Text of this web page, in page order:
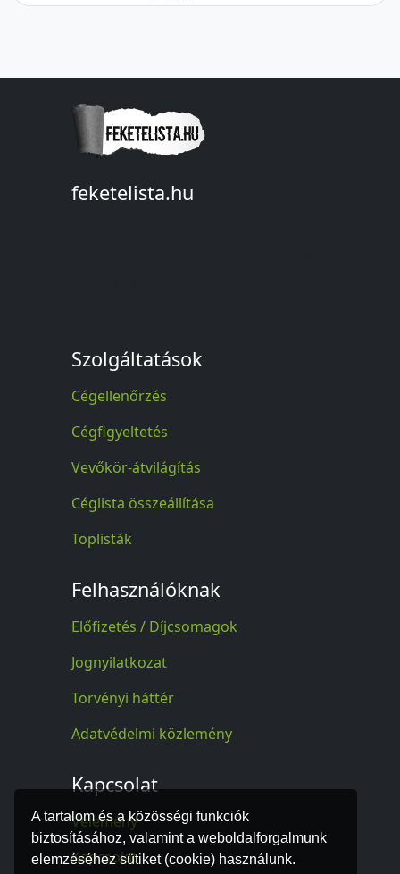
A tartalom és a közösségi funkciók
biztosításához, valamint a weboldalforgalmunk
elemzéséhez sütiket (cookie) használunk.
feketelista.hu
Szolgáltatások
Cégellenőrzés
Cégfigyeltetés
Vevőkör-átvilágítás
Céglista összeállítása
Toplisták
Felhasználóknak
Előfizetés / Díjcsomagok
Jognyilatkozat
Törvényi háttér
Adatvédelmi közlemény
Kapcsolat
Vélemény
Kapcsolat